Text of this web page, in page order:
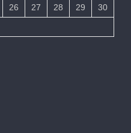
26 27 28 29
30